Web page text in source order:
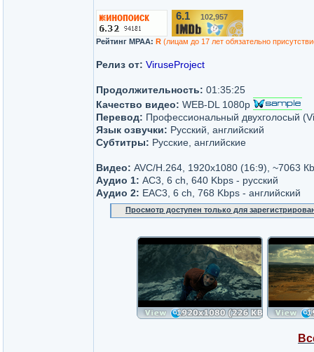
6.1 102,957
Рейтинг MPAA: R (лицам до 17 лет обязательно
Релиз от: ViruseProject
Продолжительность: 01:35:25
Качество видео: WEB-DL 1080p
Перевод: Профессиональный двухголосый
Язык озвучки: Русский, английский
Субтитры: Русские, английские
Видео: AVC/H.264, 1920x1080 (16:9), ~7063
Аудио 1: AC3, 6 ch, 640 Kbps - русский
Аудио 2: ЕAC3, 6 ch, 768 Kbps - английский
Просмотр доступен только для